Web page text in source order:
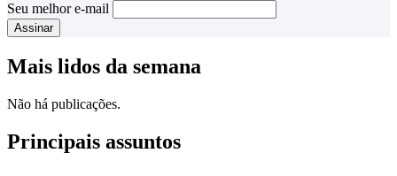
Seu melhor e-mail
Mais lidos da semana
Não há publicações.
Principais assuntos